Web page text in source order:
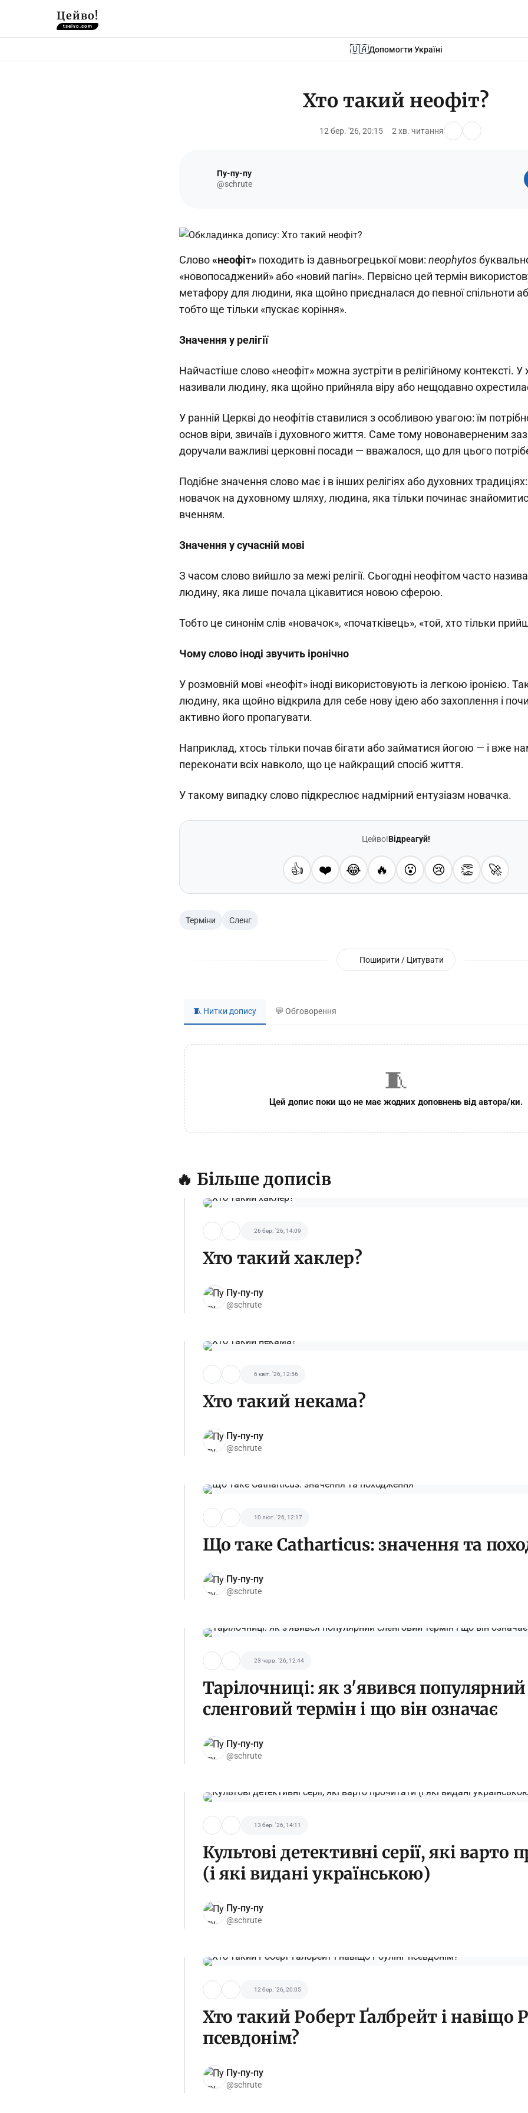
Цейво!
tseivo.com
🇺🇦Допомогти Україні
Хто такий неофіт?
12 бер. '26, 20:15 2 хв. читання
Пу-пу-пу
@schrute
Слово«неофіт» походить із давньогрецької мови: neophytos
«новопосаджений» або «новий пагін». Первісно цей термін
метафору для людини, яка щойно приєдналася до певної спільноти
тобто ще тільки «пускає коріння».
Значення у релігії
Найчастіше слово «неофіт» можна зустріти в релігійному контексті. У
називали людину, яка щойно прийняла віру або нещодавно
У ранній Церкві до неофітів ставилися з особливою увагою: їм
основ віри, звичаїв і духовного життя. Саме тому новонаверненим
доручали важливі церковні посади — вважалося, що для цього
Подібне значення слово має і в інших релігіях або духовних
новачок на духовному шляху, людина, яка тільки починає
вченням.
Значення у сучасній мові
З часом слово вийшло за межі релігії. Сьогодні неофітом часто
людину, яка лише почала цікавитися новою сферою.
Тобто це синонім слів «новачок», «початківець», «той, хто тільки
Чому слово іноді звучить іронічно
У розмовній мові «неофіт» іноді використовують із легкою іронією.
людину, яка щойно відкрила для себе нову ідею або захоплення і
активно його пропагувати.
Наприклад, хтось тільки почав бігати або займатися йогою — і вже
переконати всіх навколо, що це найкращий спосіб життя.
У такому випадку слово підкреслює надмірний ентузіазм новачка.
Цейво!Відреагуй!
👍 ❤️ 😂 🔥 😮 😢 👏 🚀
Терміни Сленг
Поширити / Цитувати
🧵 Нитки допису 💬 Обговорення
🧵
Цей допис поки що не має жодних доповнень від автора/ки.
🔥 Більше дописів
26 бер. '26, 14:09
Хто такий хаклер?
Пу-пу-пу
@schrute
6 квіт. '26, 12:56
Хто такий некама?
Пу-пу-пу
@schrute
10 лют. '26, 12:17
Що таке Catharticus: значення та
Пу-пу-пу
@schrute
23 черв. '26, 12:44
Тарілочниці: як з'явився популярний
сленговий термін і що він означає
Пу-пу-пу
@schrute
13 бер. '26, 14:11
Культові детективні серії, які варто
(і які видані українською)
Пу-пу-пу
@schrute
12 бер. '26, 20:05
Хто такий Роберт Ґалбрейт і навіщо
псевдонім?
Пу-пу-пу
@schrute